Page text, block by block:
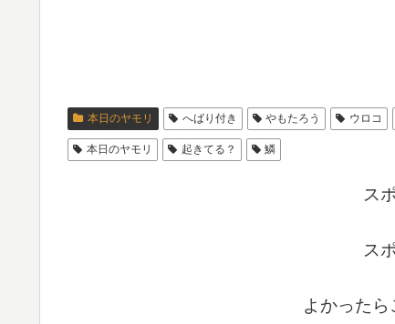
本日のヤモリ へばり付き やもたろう ウロコ
本日のヤモリ 起きてる？ 鱗
ス
ス
よかった